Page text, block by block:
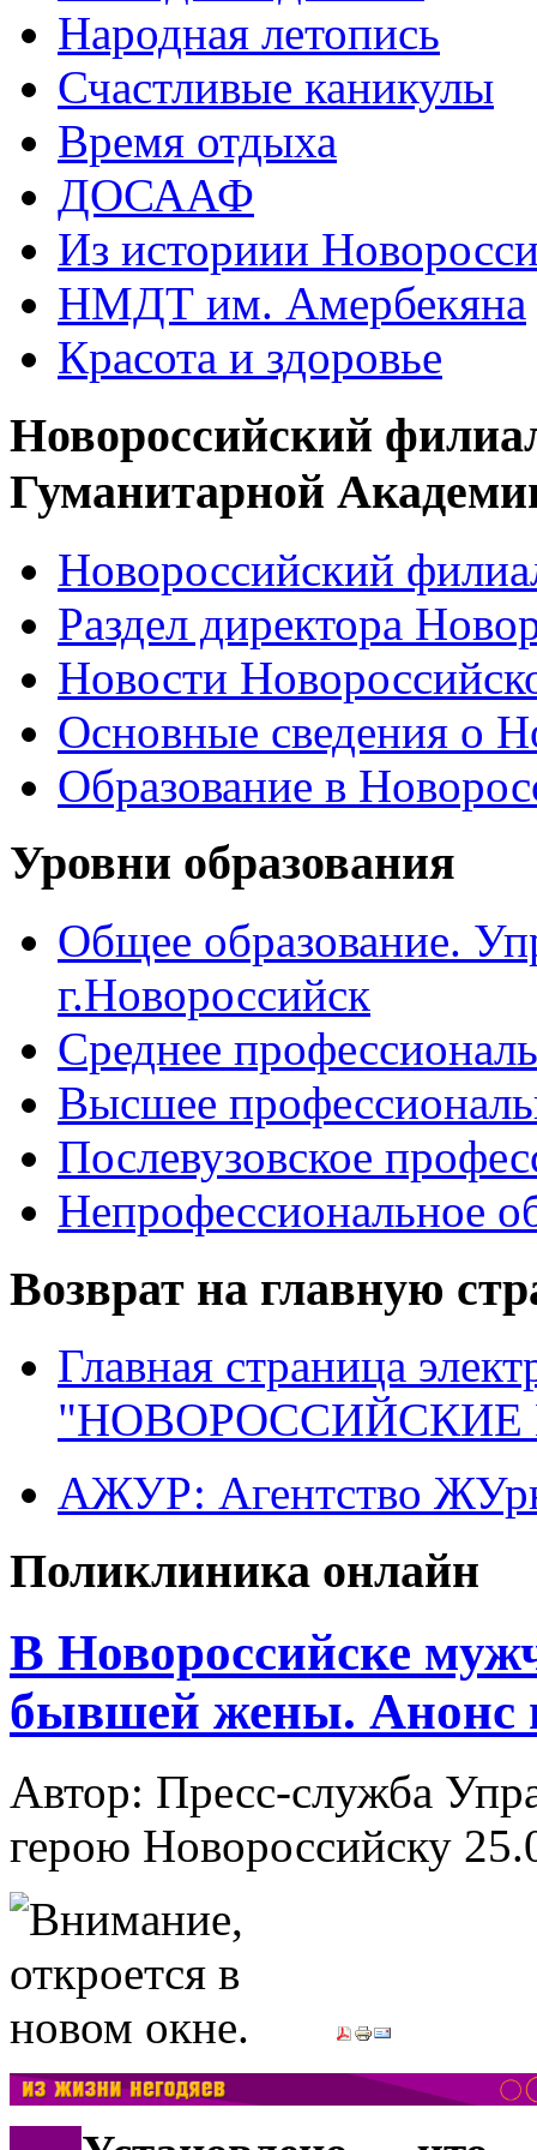
Народная летопись
Счастливые каникулы
Время отдыха
ДОСААФ
Из историии
НМДТ им. Амербекяна
Красота и здоровье
Новороссийский
Гуманитарной
Новороссийский
Раздел директора
Новости
Основные сведения о
Образование в
Уровни образования
Общее образование.
г.Новороссийск
Среднее
Высшее
Послевузовское
Непрофессиональное
Возврат на главную
Главная страница
"НОВОРОССИЙСКИЕ
АЖУР: Агентство
Поликлиника онлайн
В Новороссийске
бывшей жены. Анонс
Автор: Пресс-служба
герою Новороссийску